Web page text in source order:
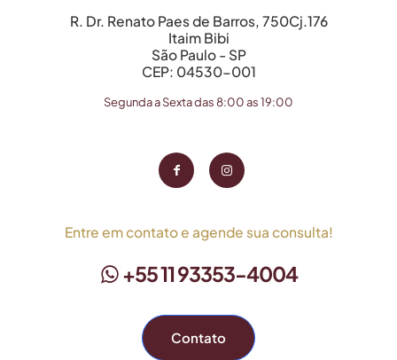
R. Dr. Renato Paes de Barros, 750Cj.176
Itaim Bibi
São Paulo - SP
CEP: 04530-001
Segunda a Sexta das 8:00 as 19:00
Entre em contato e agende sua consulta!
+55 11 93353-4004
Contato